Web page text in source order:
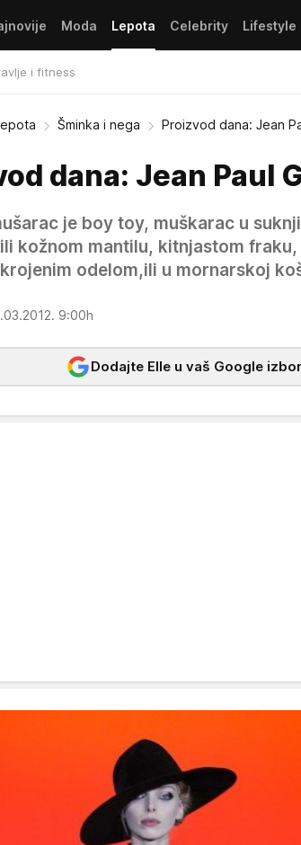
Moda Lepota
i fitness
Celebrity Lifestyle
Šminka i nega Proizvod dana: Jean
dana: Jean Paul
je boy toy, muškarac u
kožnom mantilu, kitnjastom
odelom,ili u mornarskoj
9:00h
Dodajte Elle u vaš Google izbor